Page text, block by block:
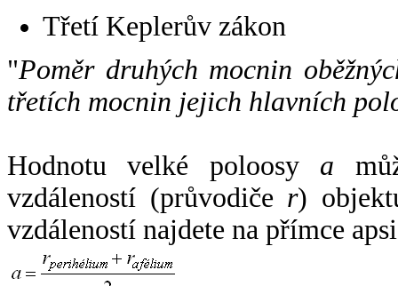
Třetí Keplerův zákon
"Poměr druhých mocnin
třetích mocnin jejich hlavních
Hodnotu velké poloosy a
vzdáleností (průvodiče r)
vzdáleností najdete na přímce